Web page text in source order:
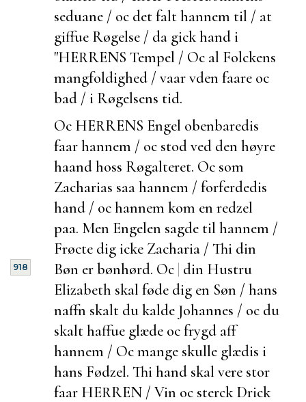
seduane / oc det falt hannem til / at
giffue Røgelse / da gick hand i
"HERRENS Tempel / Oc al Folckens
mangfoldighed / vaar vden faare oc
bad / i Røgelsens tid.
Oc HERRENS Engel obenbaredis
faar hannem / oc stod ved den høyre
haand hoss Røgalteret. Oc som
Zacharias saa hannem / forferdedis
hand / oc hannem kom en redzel
paa. Men Engelen sagde til hannem /
Frøcte dig icke Zacharia / Thi din
Bøn er bønhørd. Oc |
918
din Hustru
Elizabeth skal føde dig en Søn / hans
naffn skalt du kalde Johannes / oc du
skalt haffue glæde oc frygd aff
hannem / Oc mange skulle glædis i
hans Fødzel. Thi hand skal vere stor
faar HERREN / Vin oc sterck Drick